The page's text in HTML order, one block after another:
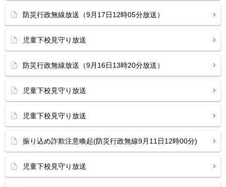
防災行政無線放送（9月17日12時05分放送）
児童下校見守り放送
防災行政無線放送（9月16日13時20分放送）
児童下校見守り放送
児童下校見守り放送
振り込め詐欺注意喚起(防災行政無線9月11日12時00分)
児童下校見守り放送